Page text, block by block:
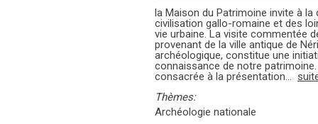
la Maison du Patrimoine invite à la
civilisation gallo-romaine et des
vie urbaine. La visite commentée
provenant de la ville antique de
archéologique, constitue une
connaissance de notre
consacrée à la présentation...
Thèmes:
Archéologie nationale